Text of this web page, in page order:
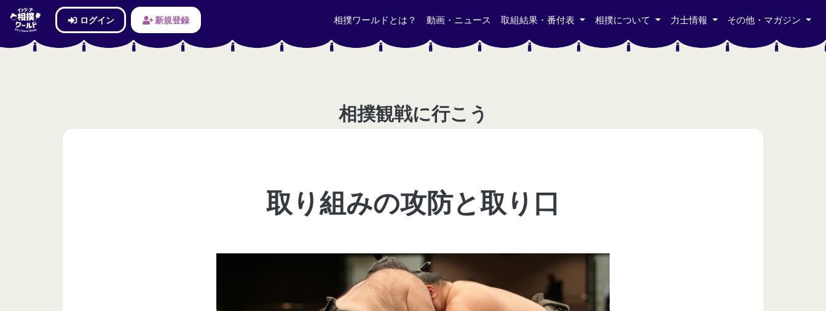
ログイン 新規登録 相撲ワールドとは？ 動画・ニュース 取組結果・番付表 相撲について 力士情報 その他・マガジン
相撲観戦に行こう
取り組みの攻防と取り口